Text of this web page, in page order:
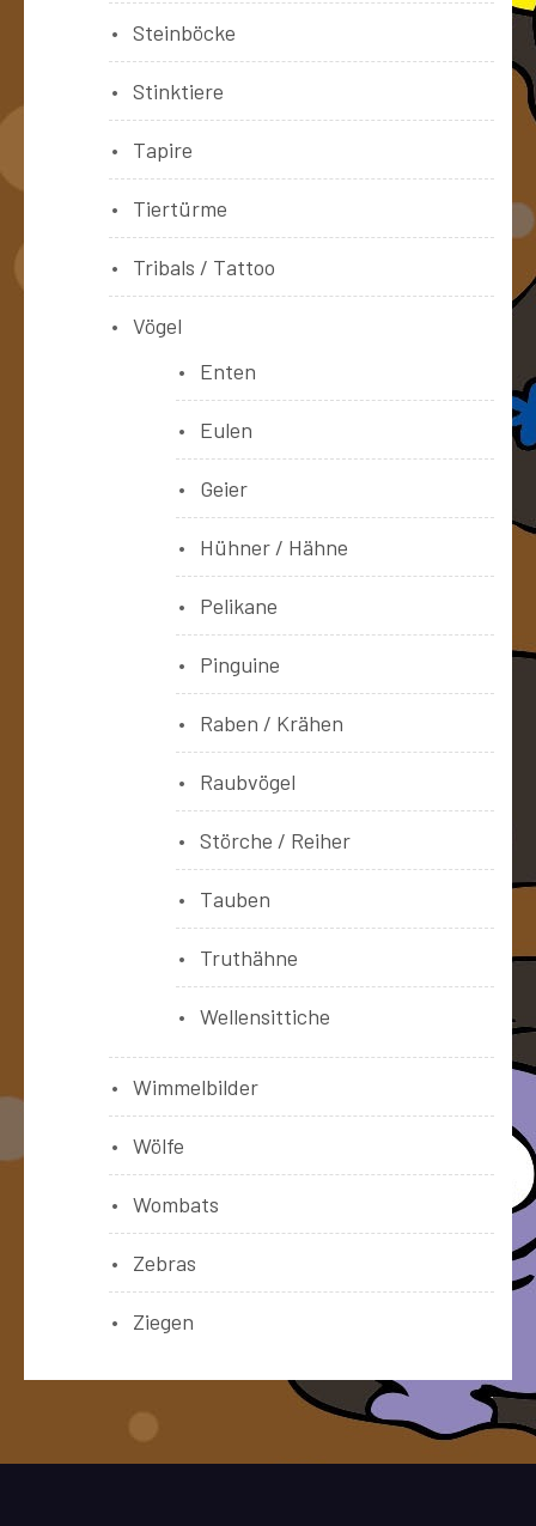
Steinböcke
Stinktiere
Tapire
Tiertürme
Tribals / Tattoo
Vögel
Enten
Eulen
Geier
Hühner / Hähne
Pelikane
Pinguine
Raben / Krähen
Raubvögel
Störche / Reiher
Tauben
Truthähne
Wellensittiche
Wimmelbilder
Wölfe
Wombats
Zebras
Ziegen